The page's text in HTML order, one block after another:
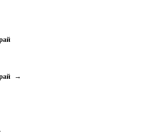
→